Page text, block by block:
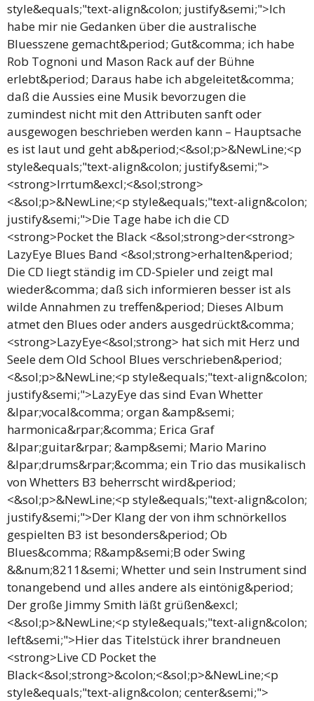
style&equals;"text-align&colon; justify&semi;">Ich
habe mir nie Gedanken über die australische
Bluesszene gemacht&period; Gut&comma; ich habe
Rob Tognoni und Mason Rack auf der Bühne
erlebt&period; Daraus habe ich abgeleitet&comma;
daß die Aussies eine Musik bevorzugen die
zumindest nicht mit den Attributen sanft oder
ausgewogen beschrieben werden kann – Hauptsache
es ist laut und geht ab&period;<&sol;p>&NewLine;<p
style&equals;"text-align&colon; justify&semi;">
<strong>Irrtum&excl;<&sol;strong>
<&sol;p>&NewLine;<p style&equals;"text-align&colon;
justify&semi;">Die Tage habe ich die CD
<strong>Pocket the Black <&sol;strong>der<strong>
LazyEye Blues Band <&sol;strong>erhalten&period;
Die CD liegt ständig im CD-Spieler und zeigt mal
wieder&comma; daß sich informieren besser ist als
wilde Annahmen zu treffen&period; Dieses Album
atmet den Blues oder anders ausgedrückt&comma;
<strong>LazyEye<&sol;strong> hat sich mit Herz und
Seele dem Old School Blues verschrieben&period;
<&sol;p>&NewLine;<p style&equals;"text-align&colon;
justify&semi;">LazyEye das sind Evan Whetter
&lpar;vocal&comma; organ &amp&semi;
harmonica&rpar;&comma; Erica Graf
&lpar;guitar&rpar; &amp&semi; Mario Marino
&lpar;drums&rpar;&comma; ein Trio das musikalisch
von Whetters B3 beherrscht wird&period;
<&sol;p>&NewLine;<p style&equals;"text-align&colon;
justify&semi;">Der Klang der von ihm schnörkellos
gespielten B3 ist besonders&period; Ob
Blues&comma; R&amp&semi;B oder Swing
&&num;8211&semi; Whetter und sein Instrument sind
tonangebend und alles andere als eintönig&period;
Der große Jimmy Smith läßt grüßen&excl;
<&sol;p>&NewLine;<p style&equals;"text-align&colon;
left&semi;">Hier das Titelstück ihrer brandneuen
<strong>Live CD Pocket the
Black<&sol;strong>&colon;<&sol;p>&NewLine;<p
style&equals;"text-align&colon; center&semi;">